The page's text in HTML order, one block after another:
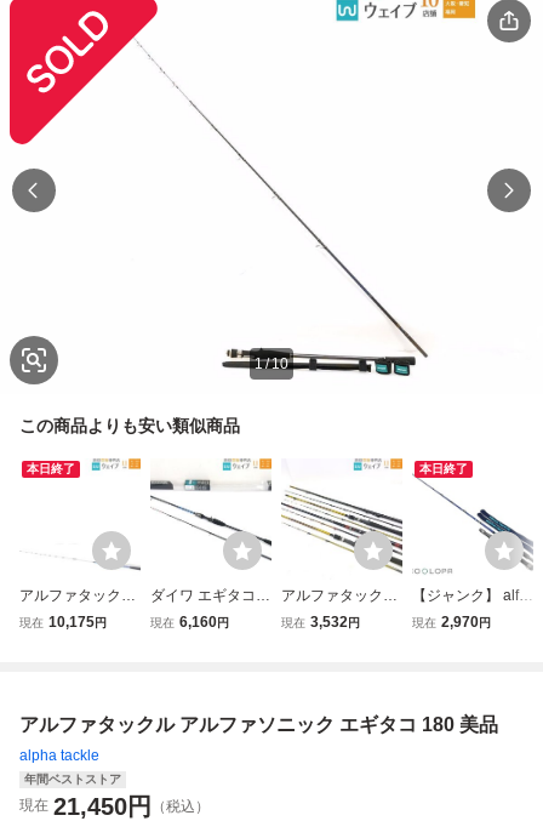
1/10
この商品よりも安い類似商品
本日終了
アルファタックル
デッキスティック
現在 10,175円
ダイワ エギタコX
M-180
現在 6,160円
アルファタックル
メダリスト 旬 か
ギ ゲーム 180 計4
現在 3,532円
本日終了
【ジャンク】 alfa
tackle アルファタ
現在 2,970円
アルファタックル アルファソニック エギタコ 180 美品
alpha tackle
年間ベストストア
現在 21,450円
（税込）